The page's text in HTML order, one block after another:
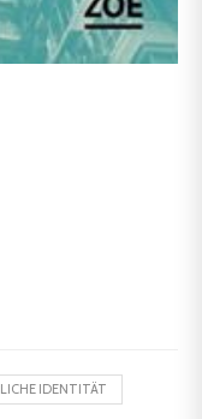
IDENTITÄT